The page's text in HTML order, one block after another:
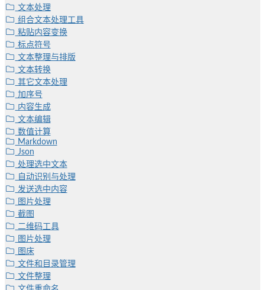
文本处理
组合文本处理工具
粘贴内容变换
标点符号
文本整理与排版
文本转换
其它文本处理
加序号
内容生成
文本编辑
数值计算
Markdown
Json
处理选中文本
自动识别与处理
发送选中内容
图片处理
截图
二维码工具
图片处理
图床
文件和目录管理
文件整理